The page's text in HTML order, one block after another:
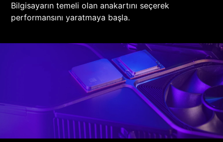
Bilgisayarın temeli olan anakartını seçerek
performansını yaratmaya başla.